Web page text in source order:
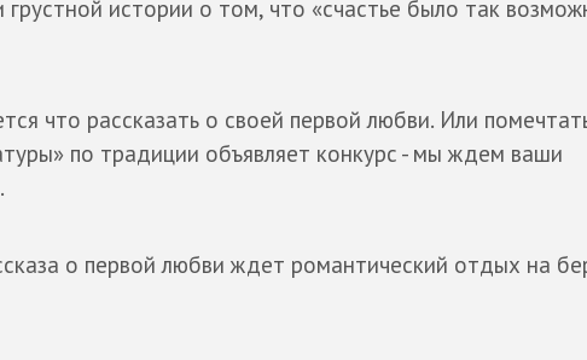
истории о том, что «счастье было так
что рассказать о своей первой любви. Или
по традиции объявляет конкурс - мы ждем ваши
о первой любви ждет романтический отдых на